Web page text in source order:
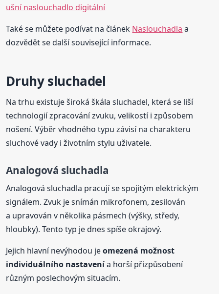
ušní naslouchadlo digitální
Také se můžete podívat na článek Naslouchadla a
dozvědět se další související informace.
Druhy sluchadel
Na trhu existuje široká škála sluchadel, která se liší
technologií zpracování zvuku, velikostí i způsobem
nošení. Výběr vhodného typu závisí na charakteru
sluchové vady i životním stylu uživatele.
Analogová sluchadla
Analogová sluchadla pracují se spojitým elektrickým
signálem. Zvuk je snímán mikrofonem, zesilován
a upravován v několika pásmech (výšky, středy,
hloubky). Tento typ je dnes spíše okrajový.
Jejich hlavní nevýhodou jeomezená možnost
individuálního nastavenía horší přizpůsobení
různým poslechovým situacím.